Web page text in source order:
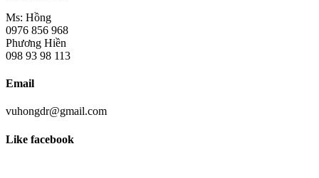
Ms: Hồng
0976 856 968
Phương Hiền
098 93 98 113
Email
vuhongdr@gmail.com
Like facebook